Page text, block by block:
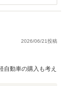
2026/06/21投稿
自動車の購入も考え